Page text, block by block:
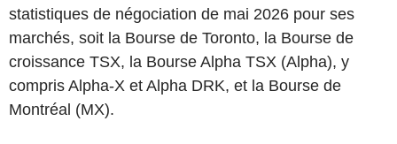
statistiques de négociation de mai 2026 pour ses
marchés, soit la Bourse de Toronto, la Bourse de
croissance TSX, la Bourse Alpha TSX (Alpha), y
compris Alpha-X et Alpha DRK, et la Bourse de
Montréal (MX).